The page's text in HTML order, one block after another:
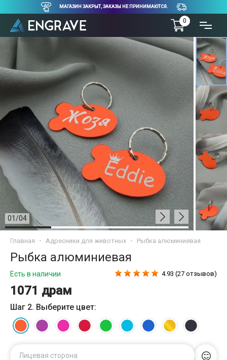
МАГАЗИН ЗАКРЫТ, ЗАКАЗЫ НЕ ПРИНИМАЮТСЯ.
0
01 /04
Главная Адресники для животных Рыбка алюминиевая
Рыбка алюминиевая
Есть в наличии
1071 драм
4.93 (27 отзывов)
Шаг 2. Выберите цвет:
Лицевая сторона